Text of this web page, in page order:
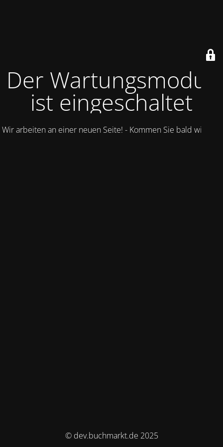
Der Wartungsmodus
ist eingeschaltet
Wir arbeiten an einer neuen Seite! - Kommen Sie bald wieder.
© dev.buchmarkt.de 2025